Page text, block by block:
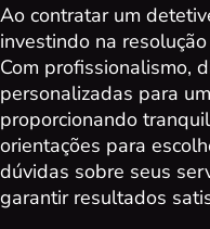
Ao contratar um
investindo na
Com profissionalismo,
personalizadas para
proporcionando
orientações para
dúvidas sobre seus
garantir resultados